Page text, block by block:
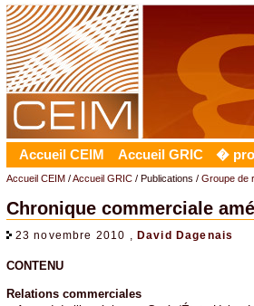
Accueil CEIM Accueil GRIC �
Accueil CEIM/Accueil GRIC/ Publications / Groupe de
Chronique commerciale
23 novembre 2010 , David Dagenais
CONTENU
Relations commerciales